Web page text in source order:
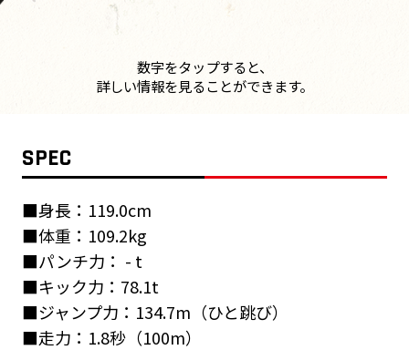
数字をタップすると、
詳しい情報を見ることができます。
SPEC
■身長：119.0cm
■体重：109.2kg
■パンチ力： - t
■キック力：78.1t
■ジャンプ力：134.7m（ひと跳び）
■走力：1.8秒（100m）